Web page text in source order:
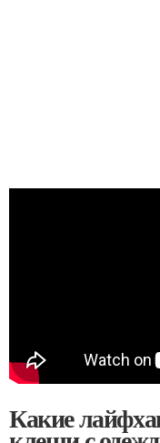
Какие